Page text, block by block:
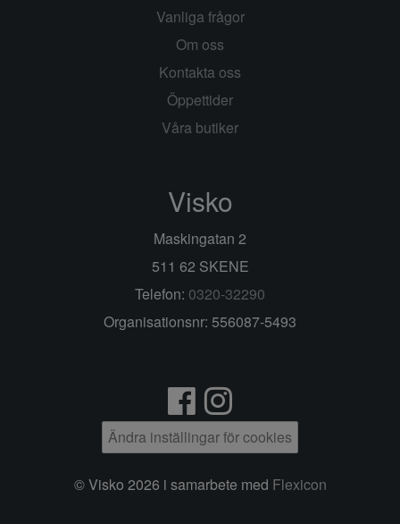
Vanliga frågor
Om oss
Kontakta oss
Öppettider
Våra butiker
Visko
Maskingatan 2
511 62 SKENE
Telefon: 0320-32290
Organisationsnr: 556087-5493
Ändra inställingar för cookies
© Visko 2026 i samarbete med Flexicon